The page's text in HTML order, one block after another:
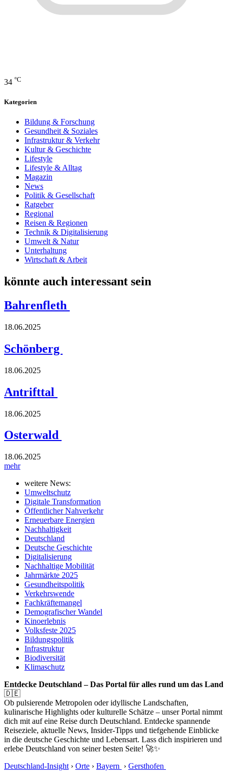
34 °C
Kategorien
Bildung & Forschung
Gesundheit & Soziales
Infrastruktur & Verkehr
Kultur & Geschichte
Lifestyle
Lifestyle & Alltag
Magazin
News
Politik & Gesellschaft
Ratgeber
Regional
Reisen & Regionen
Technik & Digitalisierung
Umwelt & Natur
Unterhaltung
Wirtschaft & Arbeit
könnte auch interessant sein
Bahrenfleth
18.06.2025
Schönberg
18.06.2025
Antrifttal
18.06.2025
Osterwald
18.06.2025
mehr
weitere News:
Umweltschutz
Digitale Transformation
Öffentlicher Nahverkehr
Erneuerbare Energien
Nachhaltigkeit
Deutschland
Deutsche Geschichte
Digitalisierung
Nachhaltige Mobilität
Jahrmärkte 2025
Gesundheitspolitik
Verkehrswende
Fachkräftemangel
Demografischer Wandel
Kinoerlebnis
Volksfeste 2025
Bildungspolitik
Infrastruktur
Biodiversität
Klimaschutz
Entdecke Deutschland – Das Portal für alles rund um das Land
🇩🇪
Ob pulsierende Metropolen oder idyllische Landschaften,
kulinarische Highlights oder kulturelle Schätze – unser Portal nimmt
dich mit auf eine Reise durch Deutschland. Entdecke spannende
Reiseziele, aktuelle News, Insider-Tipps und tiefgehende Einblicke
in die deutsche Geschichte und Lebensart. Lass dich inspirieren und
erlebe Deutschland von seiner besten Seite! 🚀✨
Deutschland-Insight › Orte › Bayern › Gersthofen